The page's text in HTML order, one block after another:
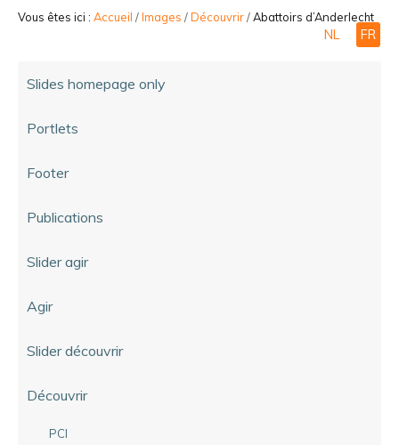
avancée…
Vous êtes ici : Accueil /Images /Découvrir/Abattoirs d’Anderlecht
NL FR
Slides homepage only
Portlets
Footer
Publications
Slider agir
Agir
Slider découvrir
Découvrir
PCI